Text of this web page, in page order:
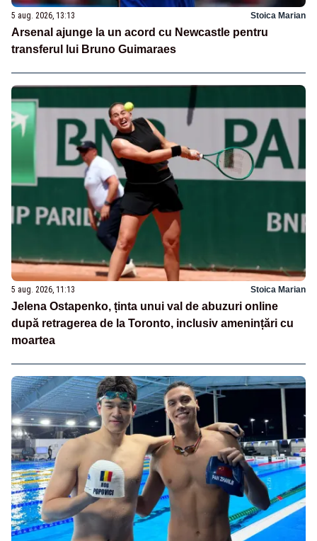
5 aug. 2026, 13:13 Stoica Marian
Arsenal ajunge la un acord cu Newcastle pentru
transferul lui Bruno Guimaraes
5 aug. 2026, 11:13 Stoica Marian
Jelena Ostapenko, ținta unui val de abuzuri online
după retragerea de la Toronto, inclusiv amenințări cu
moartea